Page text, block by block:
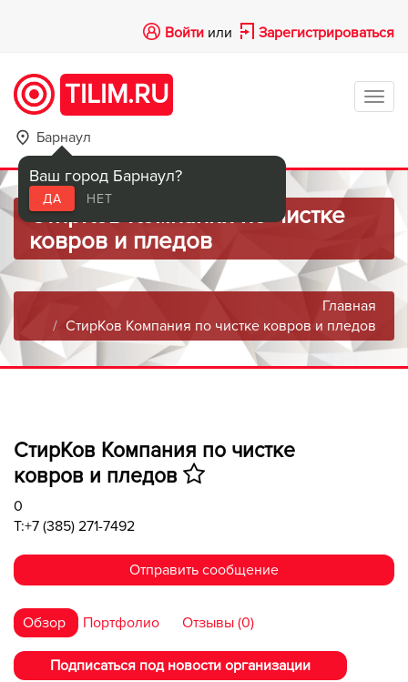
Войти или Зарегистрироваться
TILIM.RU
Барнаул
Ваш город Барнаул?
ДА НЕТ
СтирКов Компания по чистке
ковров и пледов
Главная
СтирКов Компания по чистке ковров и пледов
СтирКов Компания по чистке
ковров и пледов
0
T:+7 (385) 271-7492
Отправить сообщение
Обзор Портфолио Отзывы (0)
Подписаться под новости организации